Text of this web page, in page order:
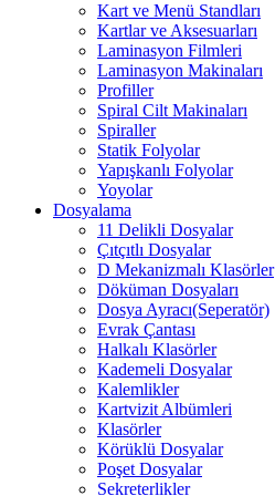
Kart ve Menü Standları
Kartlar ve Aksesuarları
Laminasyon Filmleri
Laminasyon Makinaları
Profiller
Spiral Cilt Makinaları
Spiraller
Statik Folyolar
Yapışkanlı Folyolar
Yoyolar
Dosyalama
11 Delikli Dosyalar
Çıtçıtlı Dosyalar
D Mekanizmalı Klasörler
Döküman Dosyaları
Dosya Ayracı(Seperatör)
Evrak Çantası
Halkalı Klasörler
Kademeli Dosyalar
Kalemlikler
Kartvizit Albümleri
Klasörler
Körüklü Dosyalar
Poşet Dosyalar
Sekreterlikler